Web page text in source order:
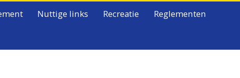
Nuttige links Recreatie Reglementen